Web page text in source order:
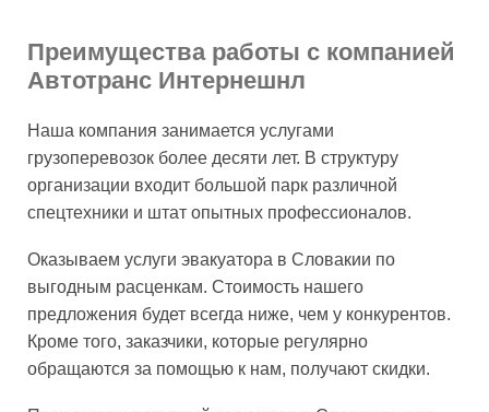
Преимущества работы с компанией
Автотранс Интернешнл
Наша компания занимается услугами
грузоперевозок более десяти лет. В структуру
организации входит большой парк различной
спецтехники и штат опытных профессионалов.
Оказываем услуги эвакуатора в Словакии по
выгодным расценкам. Стоимость нашего
предложения будет всегда ниже, чем у конкурентов.
Кроме того, заказчики, которые регулярно
обращаются за помощью к нам, получают скидки.